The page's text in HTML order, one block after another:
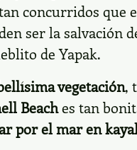
concurridos que
ser la salvación
de Yapak.
vegetación,
Beaches tan
por el mar en